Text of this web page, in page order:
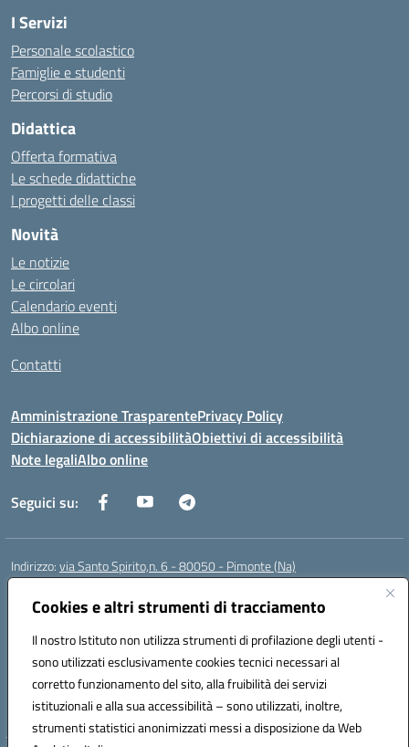
Cookies e altri strumenti di tracciamento
Il nostro Istituto non utilizza strumenti di profilazione degli utenti -
sono utilizzati esclusivamente cookies tecnici necessari al
corretto funzionamento del sito, alla fruibilità dei servizi
istituzionali e alla sua accessibilità – sono utilizzati, inoltre,
strumenti statistici anonimizzati messi a disposizione da Web
I Servizi
Personale scolastico
Famiglie e studenti
Percorsi di studio
Didattica
Offerta formativa
Le schede didattiche
I progetti delle classi
Novità
Le notizie
Le circolari
Calendario eventi
Albo online
Contatti
Amministrazione TrasparentePrivacy Policy
Dichiarazione di accessibilitàObiettivi di accessibilità
Note legaliAlbo online
Seguici su:
Indirizzo:via Santo Spirito,n. 6 - 80050 - Pimonte (Na)
Centralino:
Posta elettronica certificata (PEC):naic86400x@pec.istruzione.it
Codice fiscale: 82008870634
Codice meccanografico:NAIC86400X
Codice Indice delle Pubbliche Amministrazioni (IPA): ISTSC_NAIC86400X
Codice unico di fatturazione (CUF): UF5NKX